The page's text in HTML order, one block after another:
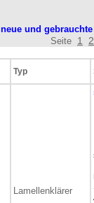
neue und
Seite 1 2
Typ
Lamellenklärer